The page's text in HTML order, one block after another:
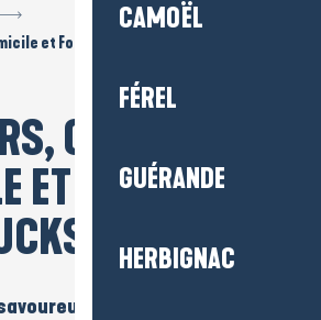
CAMOËL
FÉREL
GUÉRANDE
HERBIGNAC
et Foodtrucks
CHEFS À
ET
sans cuisiner ?